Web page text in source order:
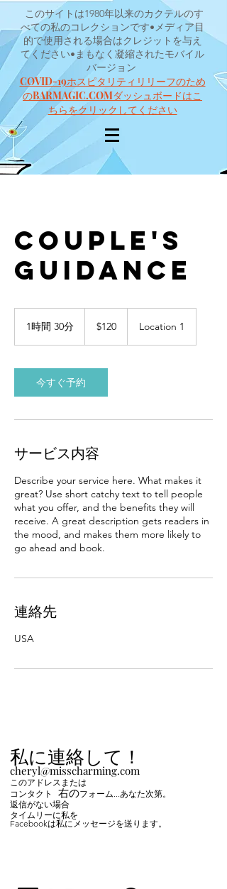
このサイトは1980年以来のカクテルのす
べての私のコレクションです•メディア目
的で使用される場合はクレジットを与え
てください•まもなく凝縮されたモバイル
バージョン
COVID-19ホスピタリティリリーフのため
のBARMAGIC.COMダッシュボードはこ
ちらをクリックしてください
Couple's
Guidance
1時間 30分
0
分
$120 Location 1
今すぐ予約
サービス内容
Describe your service here. What makes it
great? Use short catchy text to tell people
what you offer, and the benefits they will
receive. A great description gets readers in
the mood, and makes them more likely to
go ahead and book.
連絡先
USA
私に連絡して！
cheryl@misscharming.com
このアドレスまたは
コンタクト
右のフォーム...あなた次第。
返信がない場合
タイムリーに私を
Facebookは私にメッセージを送ります。